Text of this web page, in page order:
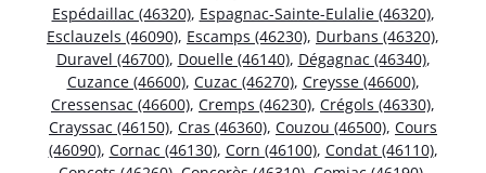
Espédaillac (46320), Espagnac-Sainte-Eulalie (46320),
Esclauzels (46090), Escamps (46230), Durbans (46320),
Duravel (46700), Douelle (46140), Dégagnac (46340),
Cuzance (46600), Cuzac (46270), Creysse (46600),
Cressensac (46600), Cremps (46230), Crégols (46330),
Crayssac (46150), Cras (46360), Couzou (46500), Cours
(46090), Cornac (46130), Corn (46100), Condat (46110),